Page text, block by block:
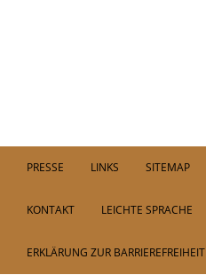
PRESSE LINKS SITEMAP
KONTAKT LEICHTE SPRACHE
ERKLÄRUNG ZUR BARRIEREFREIHEIT